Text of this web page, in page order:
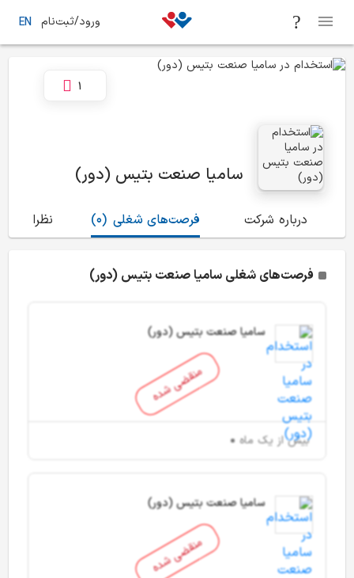
ورود/ثبت‌نام EN
سامیا صنعت بتیس (دور)
1
درباره شرکت (0) فرصت‌های شغلی نظرات
فرصت‌های شغلی سامیا صنعت بتیس (دور)
منقضی شده
سامیا صنعت بتیس (دور)
بیش از یک ماه
منقضی شده
سامیا صنعت بتیس (دور)